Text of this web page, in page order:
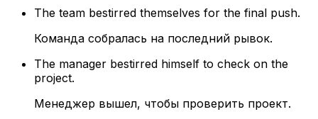
The team bestirred themselves for the final push.
Команда собралась на последний рывок.
The manager bestirred himself to check on the
project.
Менеджер вышел, чтобы проверить проект.